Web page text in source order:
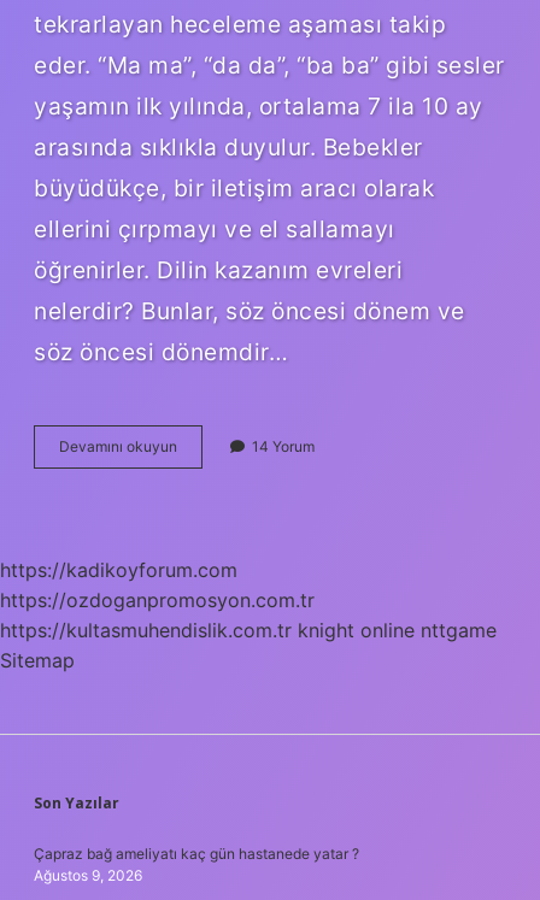
tekrarlayan heceleme aşaması takip
eder. “Ma ma”, “da da”, “ba ba” gibi sesler
yaşamın ilk yılında, ortalama 7 ila 10 ay
arasında sıklıkla duyulur. Bebekler
büyüdükçe, bir iletişim aracı olarak
ellerini çırpmayı ve el sallamayı
öğrenirler. Dilin kazanım evreleri
nelerdir? Bunlar, söz öncesi dönem ve
söz öncesi dönemdir…
Devamını okuyun Agulama
Evresi
14 Yorum
https://kadikoyforum.com
https://ozdoganpromosyon.com.tr
https://kultasmuhendislik.com.tr knight online nttgame
Sitemap
SIDEBAR
Son Yazılar
Çapraz bağ ameliyatı kaç gün hastanede yatar ?
Ağustos 9, 2026